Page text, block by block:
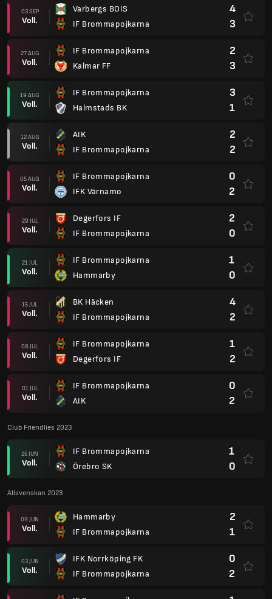
03 SEP
Voll.
Varbergs BOIS
IF Brommapojkarna
4
3
27 AUG
Voll.
IF Brommapojkarna
Kalmar FF
2
3
19 AUG
Voll.
IF Brommapojkarna
Halmstads BK
3
1
12 AUG
Voll.
AIK
IF Brommapojkarna
2
2
05 AUG
Voll.
IF Brommapojkarna
IFK Värnamo
0
2
29 JUL
Voll.
Degerfors IF
IF Brommapojkarna
2
0
21 JUL
Voll.
IF Brommapojkarna
Hammarby
1
0
15 JUL
Voll.
BK Häcken
IF Brommapojkarna
4
2
08 JUL
Voll.
IF Brommapojkarna
Degerfors IF
1
2
01 JUL
Voll.
IF Brommapojkarna
AIK
0
2
Club Friendlies 2023
25 JUN
Voll.
IF Brommapojkarna
Örebro SK
1
0
Allsvenskan 2023
09 JUN
Voll.
Hammarby
IF Brommapojkarna
2
1
03 JUN
Voll.
IFK Norrköping FK
IF Brommapojkarna
0
2